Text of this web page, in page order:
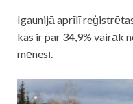
Igaunijā aprīlī
kas ir par 34,9% vairāk
mēnesī.